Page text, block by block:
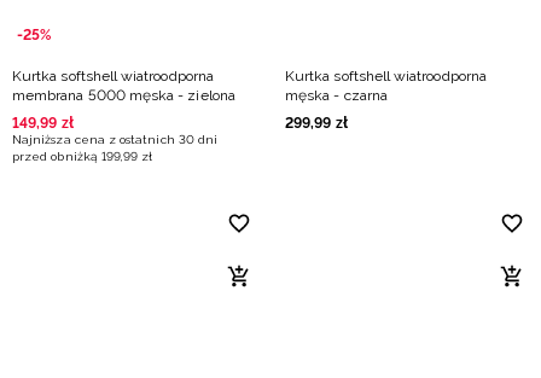
-25%
Kurtka softshell wiatroodporna
membrana 5000 męska - zielona
149,99 zł
Najniższa cena z ostatnich 30 dni
przed obniżką 199,99 zł
Kurtka softshell wiatroodporna
męska - czarna
299,99 zł